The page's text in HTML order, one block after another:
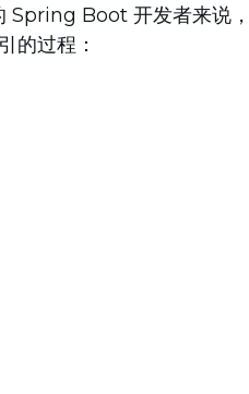
Spring Boot 开发者来说
的过程：